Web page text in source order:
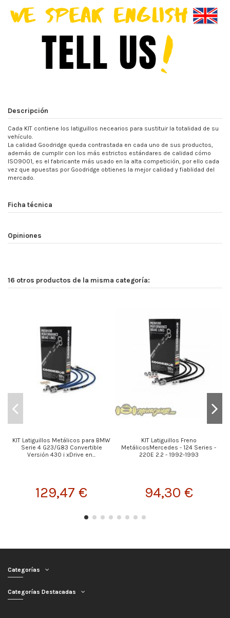
Descripción
Cada KIT contiene los latiguillos necearios para sustituir la totalidad de su
vehículo.
La calidad Goodridge queda contrastada en cada uno de sus productos,
además de cumplir con los más estrictos estándares de calidad cómo
ISO9001, es el fabricante más usado en la alta competición, por ello cada
vez que apuestas por Goodridge obtienes la mejor calidad y fiablidad del
mercado.
Ficha técnica
Opiniones
16 otros productos de la misma categoría:
KIT Latiguillos Metálicos para BMW
Serie 4 G23/G83 Convertible
Versión 430 i xDrive en...
129,47 €
KIT Latiguillos Freno
MetálicosMercedes - 124 Series -
220E 2.2 - 1992-1993
94,30 €
Categorías
Categorías Destacadas